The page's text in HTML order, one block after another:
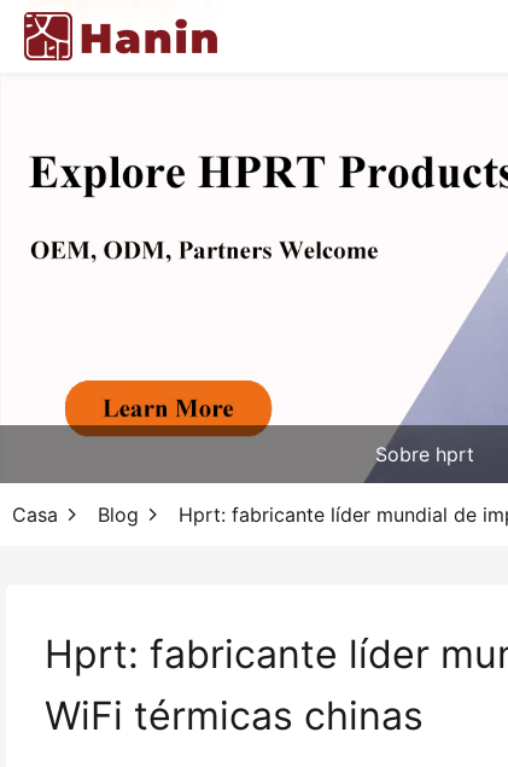
Sobre hprt
Casa Blog Hprt: fabricante líder mundial de
Hprt: fabricante líder
WiFi térmicas chinas